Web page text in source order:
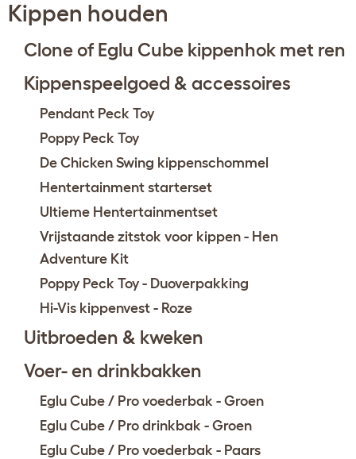
Kippen houden
Clone of Eglu Cube kippenhok met ren
Kippenspeelgoed & accessoires
Pendant Peck Toy
Poppy Peck Toy
De Chicken Swing kippenschommel
Hentertainment starterset
Ultieme Hentertainmentset
Vrijstaande zitstok voor kippen - Hen
Adventure Kit
Poppy Peck Toy - Duoverpakking
Hi-Vis kippenvest - Roze
Uitbroeden & kweken
Voer- en drinkbakken
Eglu Cube / Pro voederbak - Groen
Eglu Cube / Pro drinkbak - Groen
Eglu Cube / Pro voederbak - Paars